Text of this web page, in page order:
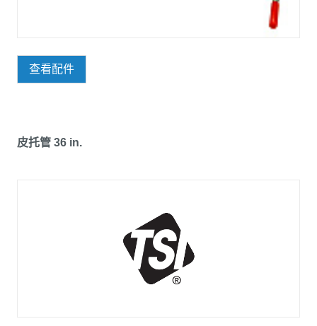
查看配件
皮托管 36 in.